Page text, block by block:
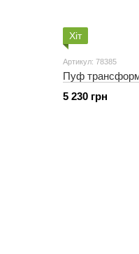
Хіт
Артикул: 78385
Пуф
5 230 грн